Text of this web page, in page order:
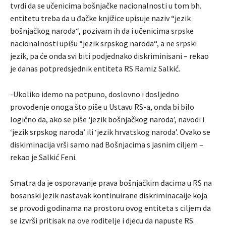
tvrdi da se učenicima bošnjačke nacionalnosti u tom bh.
entitetu treba da u đačke knjižice upisuje naziv “jezik
bošnjačkog naroda“, pozivam ih da i učenicima srpske
nacionalnosti upišu “jezik srpskog naroda“, a ne srpski
jezik, pa će onda svi biti podjednako diskriminisani – rekao
je danas potpredsjednik entiteta RS Ramiz Salkić.
-Ukoliko idemo na potpuno, doslovno i dosljedno
provođenje onoga što piše u Ustavu RS-a, onda bi bilo
logično da, ako se piše ‘jezik bošnjačkog naroda’, navodi i
‘jezik srpskog naroda’ ili ‘jezik hrvatskog naroda’. Ovako se
diskiminacija vrši samo nad Bošnjacima s jasnim ciljem –
rekao je Salkić Feni.
Smatra da je osporavanje prava bošnjačkim đacima u RS na
bosanski jezik nastavak kontinuirane diskriminacaije koja
se provodi godinama na prostoru ovog entiteta s ciljem da
se izvrši pritisak na ove roditelje i djecu da napuste RS.